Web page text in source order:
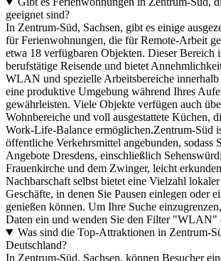
geeignet sind?
In Zentrum-Süd, Sachsen, gibt es einige
für Ferienwohnungen, die für Remote-Arbeit
etwa 18 verfügbaren Objekten. Dieser Bereich
berufstätige Reisende und bietet
WLAN und spezielle Arbeitsbereiche
eine produktive Umgebung während Ihres
gewährleisten. Viele Objekte verfügen auch
Wohnbereiche und voll ausgestattete Küchen,
Work-Life-Balance ermöglichen.Zentrum-Süd
öffentliche Verkehrsmittel angebunden, sodass
Angebote Dresdens, einschließlich
Frauenkirche und dem Zwinger, leicht
Nachbarschaft selbst bietet eine Vielzahl
Geschäfte, in denen Sie Pausen einlegen oder
genießen können. Um Ihre Suche
Daten ein und wenden Sie den Filter "WLAN"
Was sind die Top-Attraktionen in Zentrum-
Deutschland?
In Zentrum-Süd, Sachsen, können Besucher